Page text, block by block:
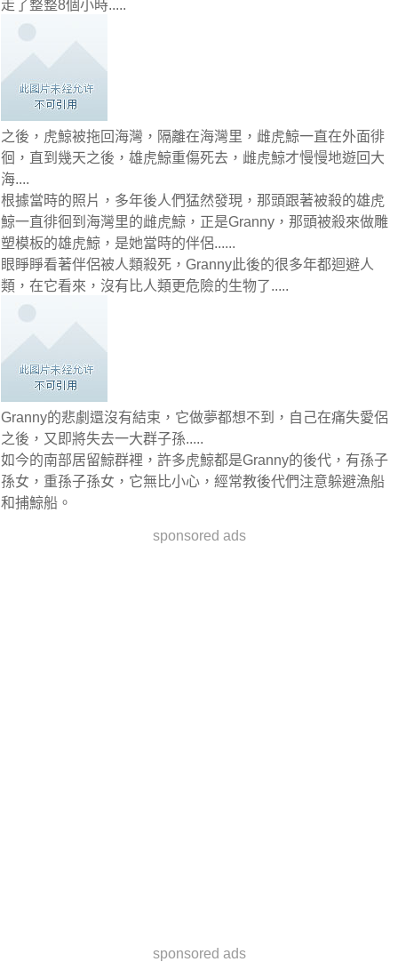
走了整整8個小時.....
之後，虎鯨被拖回海灣，隔離在海灣里，雌虎鯨一直在外面徘
徊，直到幾天之後，雄虎鯨重傷死去，雌虎鯨才慢慢地遊回大
海....
根據當時的照片，多年後人們猛然發現，那頭跟著被殺的雄虎
鯨一直徘徊到海灣里的雌虎鯨，正是Granny，那頭被殺來做雕
塑模板的雄虎鯨，是她當時的伴侶......
眼睜睜看著伴侶被人類殺死，Granny此後的很多年都迴避人
類，在它看來，沒有比人類更危險的生物了.....
Granny的悲劇還沒有結束，它做夢都想不到，自己在痛失愛侶
之後，又即將失去一大群子孫.....
如今的南部居留鯨群裡，許多虎鯨都是Granny的後代，有孫子
孫女，重孫子孫女，它無比小心，經常教後代們注意躲避漁船
和捕鯨船。
sponsored ads
sponsored ads